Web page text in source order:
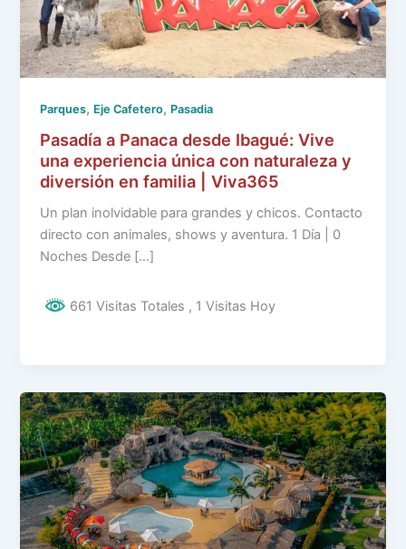
Parques, Eje Cafetero, Pasadia
Pasadía a Panaca desde Ibagué: Vive
una experiencia única con naturaleza y
diversión en familia | Viva365
Un plan inolvidable para grandes y chicos. Contacto
directo con animales, shows y aventura. 1 Día | 0
Noches Desde […]
661 Visitas Totales , 1 Visitas Hoy